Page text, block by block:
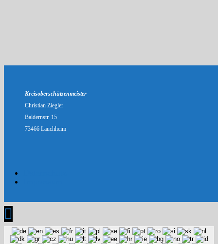
Kreisoberschützenmeister
Christian Ziegler
Baldernstr. 15
73466 Lauchheim